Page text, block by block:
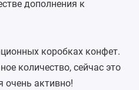
дополнения к
коробках конфет.
количество, сейчас это
очень активно!